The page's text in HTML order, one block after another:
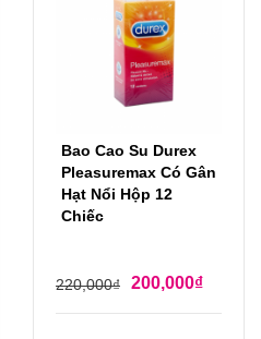
Bao Cao Su Durex
Pleasuremax Có Gân
Hạt Nổi Hộp 12
Chiếc
220,000₫ 200,000₫